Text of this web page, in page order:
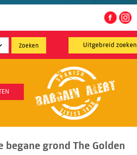
Uitgebreid zoeken
begane grond The Golden